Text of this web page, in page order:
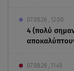
07.08.26 , 12:00
4 (πολύ
07.08.26 , 11:45